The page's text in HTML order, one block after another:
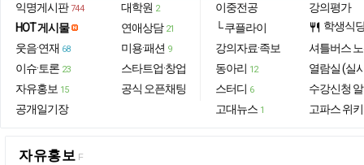
익명게시판 744
HOT 게시물
웃음·연재 68
이슈·토론 23
자유홍보 15
공개일기장
대학원 2
연애상담 21
미용·패션 9
스타트업·창업
공식 오픈채팅
이중전공
└ 쿠플라이
강의자료·족보
동아리 12
스터디 6
고대뉴스 1
강의평가
restaurant 학생식
셔틀버스
열람실 (실
수강신청
고파스 위키
자유홍보 F